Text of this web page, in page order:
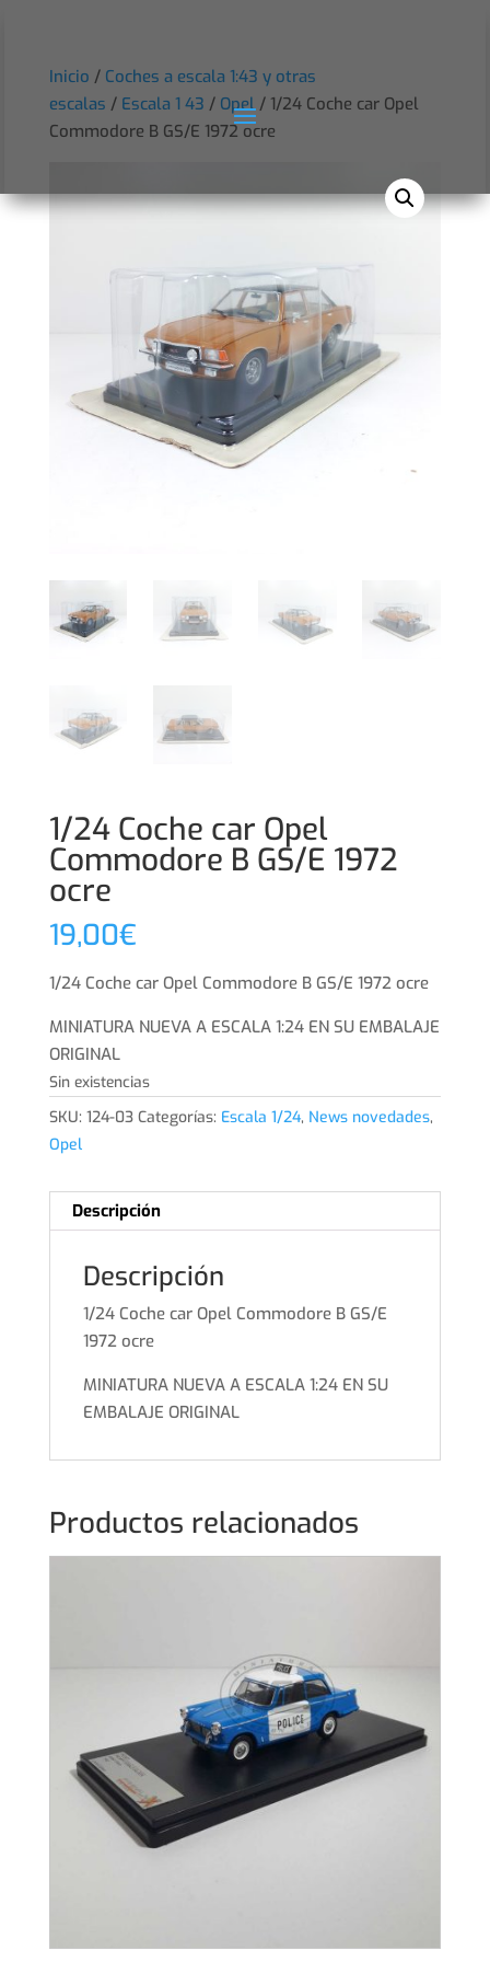
Inicio / Coches a escala 1:43 y otras
escalas / Escala 1 43 / Opel/ 1/24 Coche car Opel
Commodore B GS/E 1972 ocre
1/24 Coche car Opel
Commodore B GS/E 1972
ocre
19,00€
1/24 Coche car Opel Commodore B GS/E 1972 ocre
MINIATURA NUEVA A ESCALA 1:24 EN SU EMBALAJE
ORIGINAL
Sin existencias
SKU: 124-03 Categorías: Escala 1/24, News novedades,
Opel
Descripción
Descripción
1/24 Coche car Opel Commodore B GS/E
1972 ocre
MINIATURA NUEVA A ESCALA 1:24 EN SU
EMBALAJE ORIGINAL
Productos relacionados